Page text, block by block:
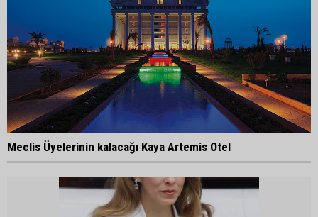
Meclis Üyelerinin kalacağı Kaya Artemis Otel